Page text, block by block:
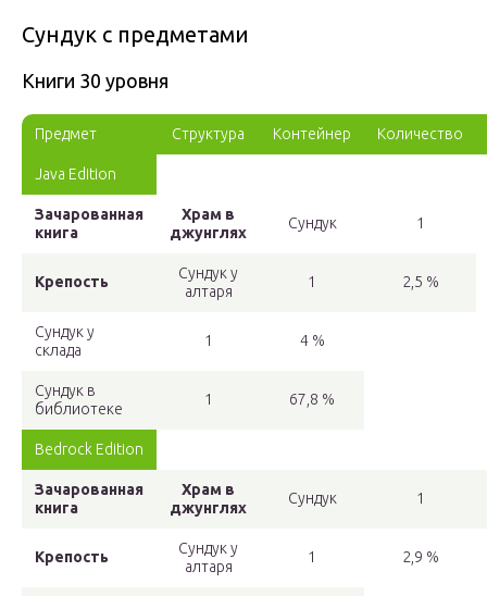
Сундук с предметами
Книги 30 уровня
Предмет Структура Контейнер Количество
Java Edition
Зачарованная
книга
Храм в
джунглях
Сундук 1
Крепость
Сундук у
алтаря
1 2,5 %
Сундук у
склада
1 4 %
Сундук в
библиотеке
1 67,8 %
Bedrock Edition
Зачарованная
книга
Храм в
джунглях
Сундук 1
Крепость
Сундук у
алтаря
1 2,9 %